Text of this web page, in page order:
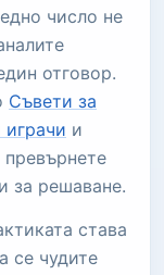
число не
отговор.
Съвети за
и
превърнете
за решаване.
става
се чудите